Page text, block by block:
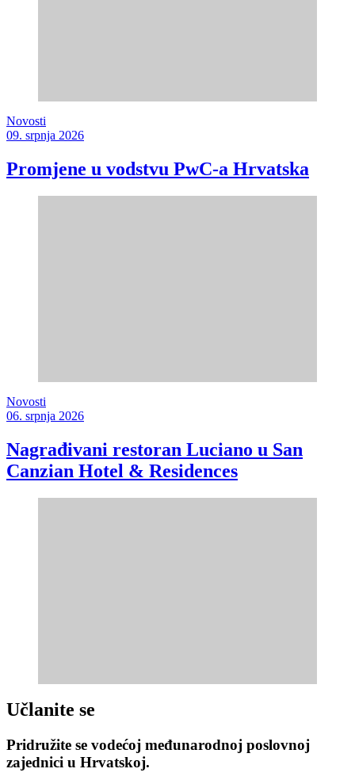
Novosti
09. srpnja 2026
Promjene u vodstvu PwC-a Hrvatska
Novosti
06. srpnja 2026
Nagrađivani restoran Luciano u San
Canzian Hotel & Residences
Učlanite se
Pridružite se vodećoj međunarodnoj poslovnoj
zajednici u Hrvatskoj.